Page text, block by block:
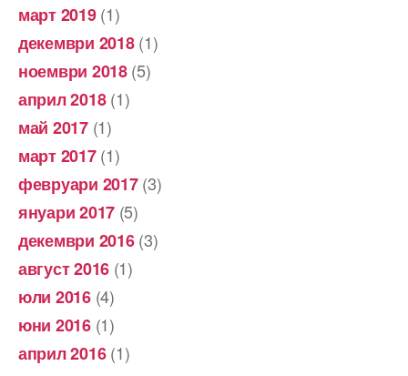
март 2019(1)
декември 2018(1)
ноември 2018(5)
април 2018(1)
май 2017(1)
март 2017(1)
февруари 2017(3)
януари 2017 (5)
декември 2016(3)
август 2016 (1)
юли 2016(4)
юни 2016(1)
април 2016(1)